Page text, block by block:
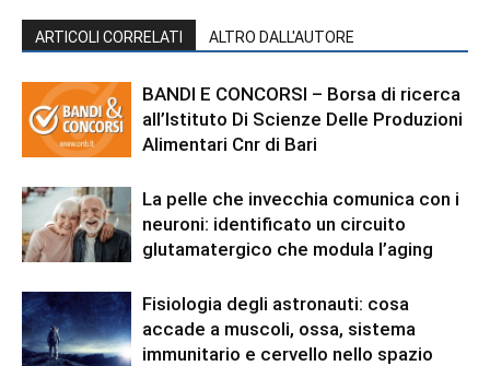
ARTICOLI CORRELATI ALTRO DALL'AUTORE
BANDI E CONCORSI – Borsa di ricerca
all’Istituto Di Scienze Delle Produzioni
Alimentari Cnr di Bari
La pelle che invecchia comunica con i
neuroni: identificato un circuito
glutamatergico che modula l’aging
Fisiologia degli astronauti: cosa
accade a muscoli, ossa, sistema
immunitario e cervello nello spazio